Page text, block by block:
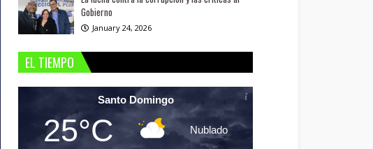
Gobierno
January 24, 2026
EL TIEMPO
Santo Domingo
25°C Nublado